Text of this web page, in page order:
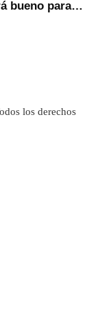
bueno para
los derechos